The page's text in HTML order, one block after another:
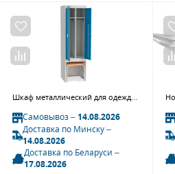
Шкаф металлический для одежды ШРЭК 22-530 ВСК
Самовывоз –14.08.2026
Доставка по Минску –
14.08.2026
Доставка по Беларуси –
17.08.2026